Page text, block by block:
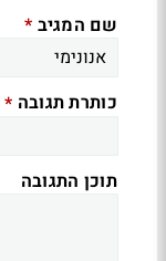
שם המגיב *
כותרת תגובה *
תוכן התגובה